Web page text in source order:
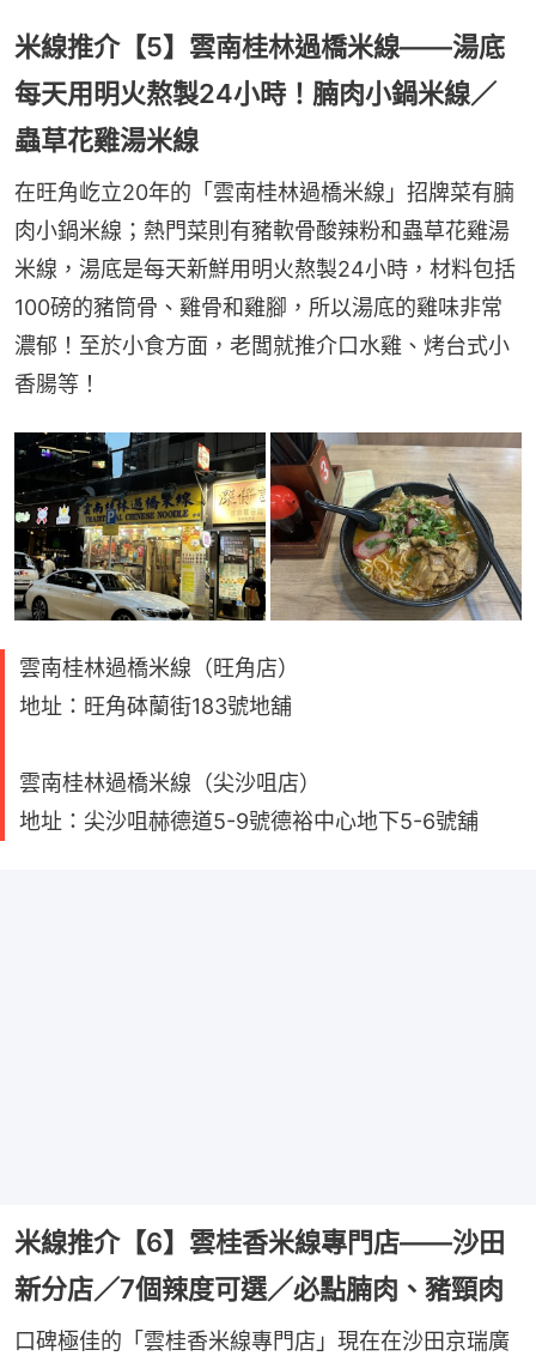
米線推介【5】雲南桂林過橋米線——湯底
每天用明火熬製24小時！腩肉小鍋米線／
蟲草花雞湯米線
在旺角屹立20年的「雲南桂林過橋米線」招牌菜有腩
肉小鍋米線；熱門菜則有豬軟骨酸辣粉和蟲草花雞湯
米線，湯底是每天新鮮用明火熬製24小時，材料包括
100磅的豬筒骨、雞骨和雞腳，所以湯底的雞味非常
濃郁！至於小食方面，老闆就推介口水雞、烤台式小
香腸等！
雲南桂林過橋米線（旺角店）
地址：旺角砵蘭街183號地舖
雲南桂林過橋米線（尖沙咀店）
地址：尖沙咀赫德道5-9號德裕中心地下5-6號舖
米線推介【6】雲桂香米線專門店——沙田
新分店／7個辣度可選／必點腩肉、豬頸肉
口碑極佳的「雲桂香米線專門店」現在在沙田京瑞廣